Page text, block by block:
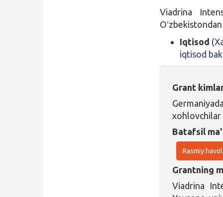
Viadrina
Iqtisod (
iqtisod
Grant
xohlovchilar
Batafsil
Rasmiy
Grantning
Viadrina